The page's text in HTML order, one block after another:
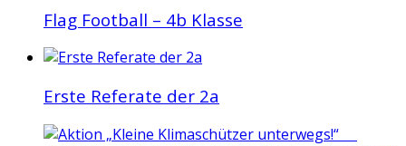
Flag Football – 4b Klasse
Erste Referate der 2a